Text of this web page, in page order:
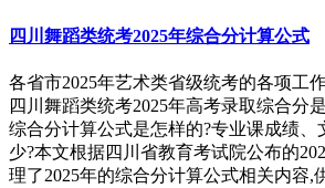
四川舞蹈类统考2025年综合分计算公式
各省市2025年艺术类省级统考的各项工
四川舞蹈类统考2025年高考录取综合分
综合分计算公式是怎样的?专业课成绩、
少?本文根据四川省教育考试院公布的
理了2025年的综合分计算公式相关内容,